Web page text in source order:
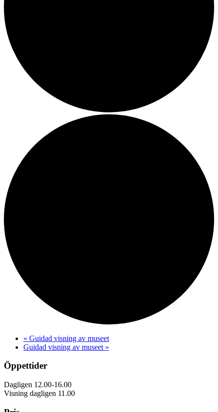
« Guidad visning av museet
Guidad visning av museet »
Öppettider
Dagligen 12.00-16.00
Visning dagligen 11.00